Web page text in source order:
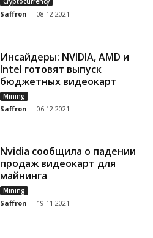
Saffron - 08.12.2021
Инсайдеры: NVIDIA, AMD и
Intel готовят выпуск
бюджетных видеокарт
Mining
Saffron - 06.12.2021
Nvidia сообщила о падении
продаж видеокарт для
майнинга
Mining
Saffron - 19.11.2021